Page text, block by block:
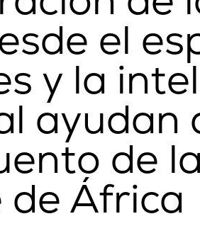
el
y la
ayudan
de
de África